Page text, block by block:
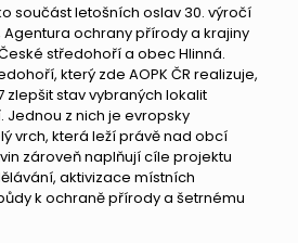
součást letošních oslav 30. výročí
Agentura ochrany přírody a krajiny
České středohoří a obec Hlinná.
který zde AOPK ČR realizuje,
zlepšit stav vybraných lokalit
Jednou z nich je evropsky
vrch, která leží právě nad obcí
zároveň naplňují cíle projektu
aktivizace místních
k ochraně přírody a šetrnému